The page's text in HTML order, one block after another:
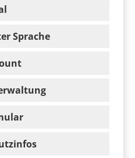
Sprache